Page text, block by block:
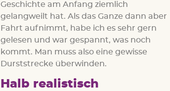
Geschichte am Anfang ziemlich
gelangweilt hat. Als das Ganze dann aber
Fahrt aufnimmt, habe ich es sehr gern
gelesen und war gespannt, was noch
kommt. Man muss also eine gewisse
Durststrecke überwinden.
Halb realistisch